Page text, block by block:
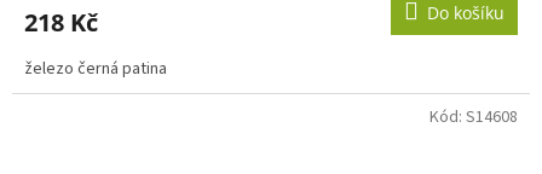
218 Kč Do košíku
železo černá patina
Kód: S14608